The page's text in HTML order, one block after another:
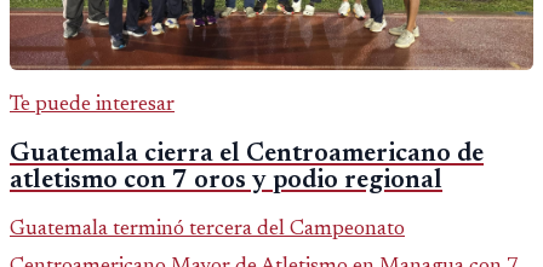
Te puede interesar
Guatemala cierra el Centroamericano de
atletismo con 7 oros y podio regional
Guatemala terminó tercera del Campeonato